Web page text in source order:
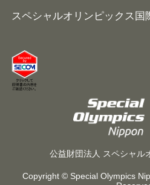
スペシャルオリンピックス国
公益財団法人 スペシャル
Copyright © Special Olympics